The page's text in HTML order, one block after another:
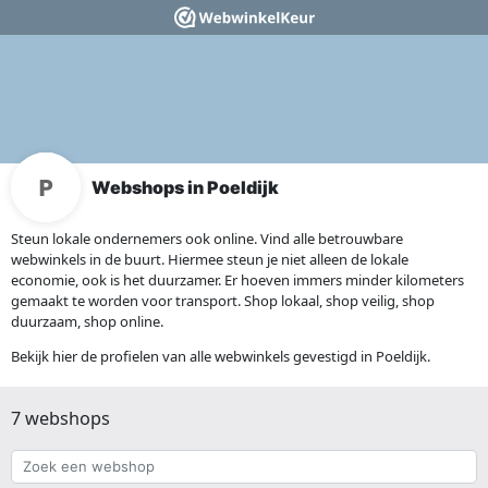
Webshops in Poeldijk
Steun lokale ondernemers ook online. Vind alle betrouwbare
webwinkels in de buurt. Hiermee steun je niet alleen de lokale
economie, ook is het duurzamer. Er hoeven immers minder kilometers
gemaakt te worden voor transport. Shop lokaal, shop veilig, shop
duurzaam, shop online.
Bekijk hier de profielen van alle webwinkels gevestigd in Poeldijk.
7 webshops
Zoek
een